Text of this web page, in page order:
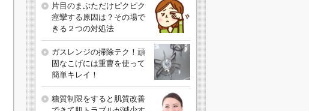
片目のまぶただけピクピク
痙攣する原因は？その場で
きる２つの対処法
ガスレンジの掃除テク！頑
固なこげには重曹を使って
簡単キレイ！
糖質制限をすると肌質改善